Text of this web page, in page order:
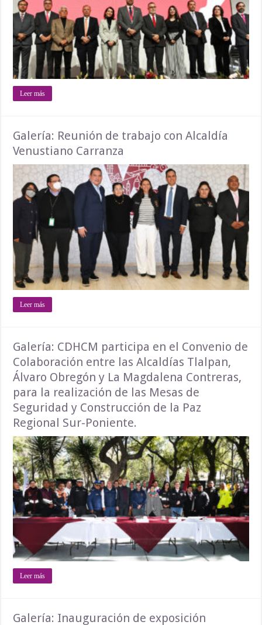
Leer más
Galería: Reunión de trabajo con Alcaldía
Venustiano Carranza
Leer más
Galería: CDHCM participa en el Convenio de
Colaboración entre las Alcaldías Tlalpan, ​
Álvaro Obregón y La Magdalena Contreras,
para la realización de las Mesas de
Seguridad y Construcción de la Paz
Regional Sur-Poniente.
Leer más
Galería: Inauguración de exposición